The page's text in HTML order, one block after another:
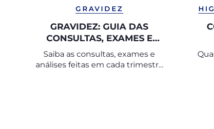
GRAVIDEZ
GRAVIDEZ: GUIA DAS
CONSULTAS, EXAMES E
ANÁLISES PRÉ-NATAL
Saiba as consultas, exames e
análises feitas em cada trimestre